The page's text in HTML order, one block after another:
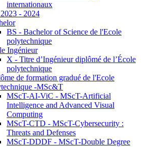
internationaux
- 2024
BS - Bachelor of Science de l'Ecole
polytechnique
Ingénieur
X - Titre d’Ingénieur diplômé de l’École
polytechnique
de formation gradué de l'Ecole
-MSc&T
MScT-AI-ViC - MScT-Artificial
Intelligence and Advanced Visual
Computing
MScT-CTD - MScT-Cybersecurity :
Threats and Defenses
MScT-DDDF - MScT-Double Degree